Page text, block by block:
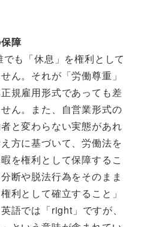
障
も「休息」を権利として
ん。それが「労働尊重」
規雇用形式であっても差
ん。また、自営業形式の
と変わらない実態があれ
方に基づいて、労働法を
を権利として保障するこ
断や脱法行為をそのまま
利として確立すること」
語では「right」ですが、